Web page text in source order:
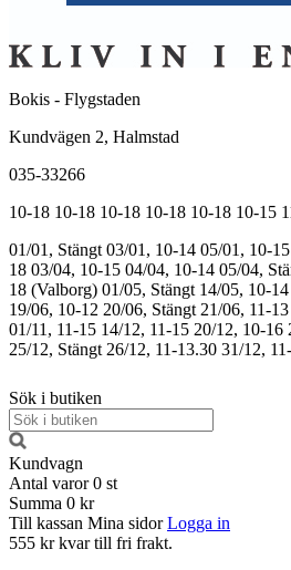
Bokis - Flygstaden
Kundvägen 2, Halmstad
035-33266
10-18 10-18 10-18 10-18 10-18 10-15
01/01, Stängt 03/01, 10-14 05/01, 10-15
18 03/04, 10-15 04/04, 10-14 05/04,
18 (Valborg) 01/05, Stängt 14/05, 10-14
19/06, 10-12 20/06, Stängt 21/06, 11-13
01/11, 11-15 14/12, 11-15 20/12, 10-16
25/12, Stängt 26/12, 11-13.30 31/12,
Sök i butiken
Kundvagn
Antal varor 0 st
Summa 0 kr
Till kassan Mina sidor Logga in
555 kr kvar till fri frakt.